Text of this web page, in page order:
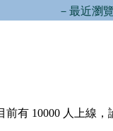
－最近瀏
前有 10000 人上線